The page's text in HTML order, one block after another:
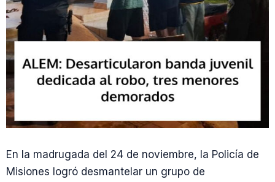
En la madrugada del 24 de noviembre, la Policía de
Misiones logró desmantelar un grupo de